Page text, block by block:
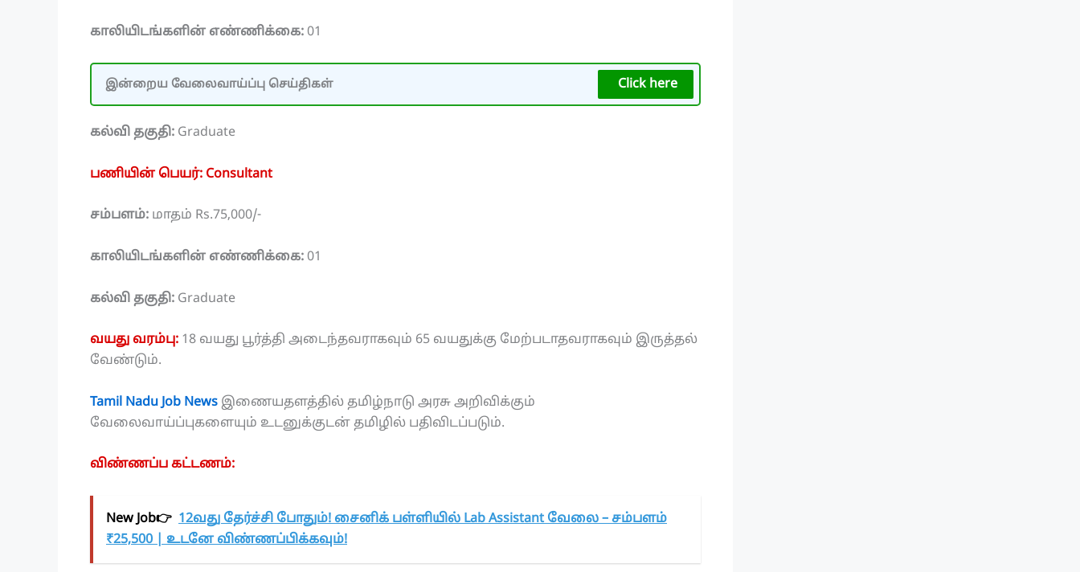
காலியிடங்களின் எண்ணிக்கை: 01
இன்றைய வேலைவாய்ப்பு செய்திகள் Click here
கல்வி தகுதி: Graduate
பணியின் பெயர்: Consultant
சம்பளம்: மாதம் Rs.75,000/-
காலியிடங்களின் எண்ணிக்கை: 01
கல்வி தகுதி: Graduate
வயது வரம்பு: 18 வயது பூர்த்தி அடைந்தவராகவும் 65 வயதுக்கு மேற்படாதவராகவும் இருத்தல்
வேண்டும்.
Tamil Nadu Job News இணையதளத்தில் தமிழ்நாடு அரசு அறிவிக்கும்
வேலைவாய்ப்புகளையும் உடனுக்குடன் தமிழில் பதிவிடப்படும்.
விண்ணப்ப கட்டணம்:
New Job👉 12வது தேர்ச்சி போதும்! சைனிக் பள்ளியில் Lab Assistant வேலை – சம்பளம்
₹25,500 | உடனே விண்ணப்பிக்கவும்!